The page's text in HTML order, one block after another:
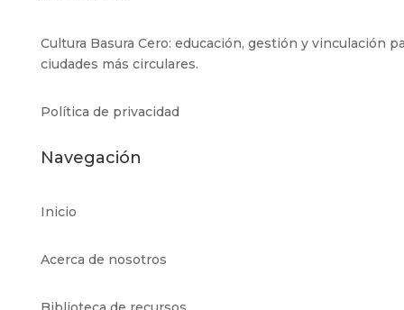
Cultura Basura Cero: educación, gestión y vinculación
ciudades más circulares.
Política de privacidad
Navegación
Inicio
Acerca de nosotros